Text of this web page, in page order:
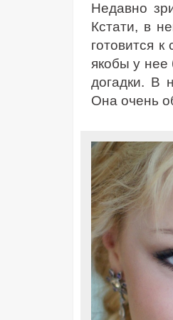
Недавно
Кстати, в
готовится
якобы у
догадки. В
Она очень